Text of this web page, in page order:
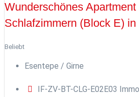
Wunderschönes
Schlafzimmern (Block E)
Beliebt
Esentepe / Girne
IF-ZV-BT-CLG-E02E03